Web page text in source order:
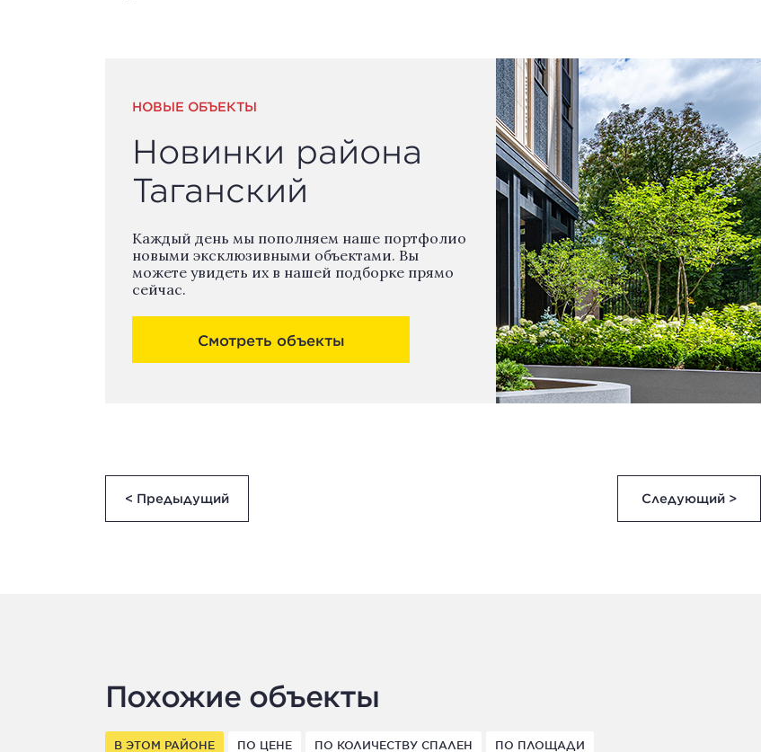
НОВЫЕ ОБЪЕКТЫ
Новинки района
Таганский
Каждый день мы пополняем наше портфолио
новыми эксклюзивными объектами. Вы
можете увидеть их в нашей подборке прямо
сейчас.
Смотреть объекты
< Предыдущий Следующий >
Похожие объекты
В ЭТОМ РАЙОНЕ ПО ЦЕНЕ ПО КОЛИЧЕСТВУ СПАЛЕН ПО ПЛОЩАДИ